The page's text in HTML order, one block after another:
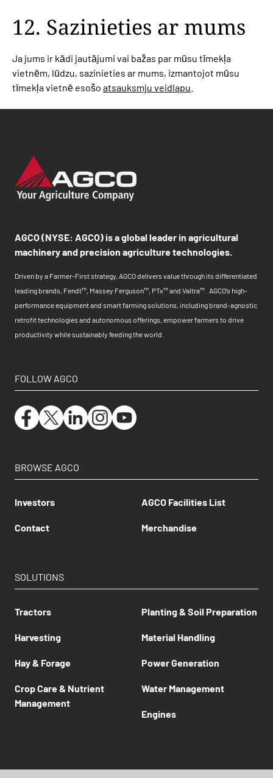
12. Sazinieties ar mums
Ja jums ir kādi jautājumi vai bažas par mūsu tīmekļa
vietnēm, lūdzu, sazinieties ar mums, izmantojot mūsu
tīmekļa vietnē esošo atsauksmju veidlapu
AGCO (NYSE: AGCO) is a global leader in agricultural
machinery and precision agriculture technologies.
Driven by a Farmer-First strategy, AGCO delivers value through its differentiated
leading brands, Fendt™, Massey Ferguson™, PTx™ and Valtra™. AGCO’s high-
performance equipment and smart farming solutions, including brand-agnostic
retrofit technologies and autonomous offerings, empower farmers to drive
productivity while sustainably feeding the world.
FOLLOW AGCO
BROWSE AGCO
Investors
Contact
AGCO Facilities List
Merchandise
SOLUTIONS
Tractors
Harvesting
Hay & Forage
Crop Care & Nutrient
Management
Planting & Soil Preparation
Material Handling
Power Generation
Water Management
Engines